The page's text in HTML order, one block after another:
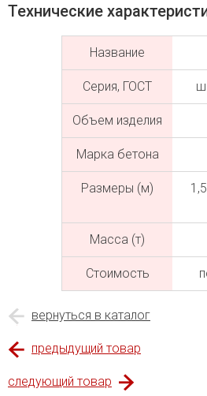
Технические
Название
Серия, ГОСТ
Объем изделия
Марка бетона
Размеры (м)
Масса (т)
Cтоимость
вернуться в каталог
предыдущий товар
следующий товар